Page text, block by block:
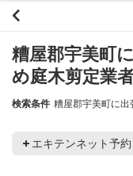
糟屋郡宇美町
め庭木剪定業
検索条件 糟屋郡宇美町に出
エキテンネット予約